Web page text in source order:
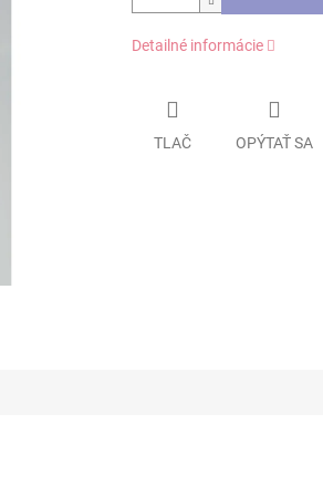
Detailné informácie
TLAČ OPÝTAŤ SA